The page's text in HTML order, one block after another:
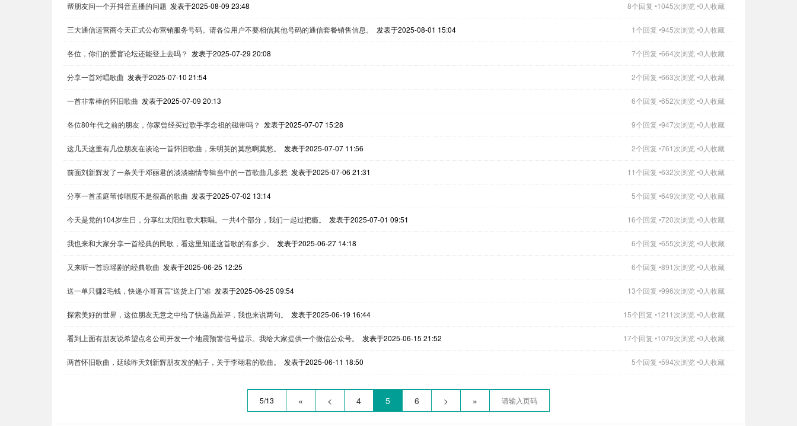
帮朋友问一个开抖音直播的问题 发表于2025-08-09 23:48 8个回复 •1045次浏览 •0人收藏
三大通信运营商今天正式公布营销服务号码。请各位用户不要相信其他号码的通信套餐销售信息。 发表于2025-08-01 15:04 1个回复 •945次浏览 •0人收藏
各位，你们的爱盲论坛还能登上去吗？ 发表于2025-07-29 20:08 7个回复 •664次浏览 •0人收藏
分享一首对唱歌曲 发表于2025-07-10 21:54 2个回复 •663次浏览 •0人收藏
一首非常棒的怀旧歌曲 发表于2025-07-09 20:13 6个回复 •652次浏览 •0人收藏
各位80年代之前的朋友，你家曾经买过歌手李念祖的磁带吗？ 发表于2025-07-07 15:28 9个回复 •947次浏览 •0人收藏
这几天这里有几位朋友在谈论一首怀旧歌曲，朱明英的莫愁啊莫愁。 发表于2025-07-07 11:56 2个回复 •761次浏览 •0人收藏
前面刘新辉发了一条关于邓丽君的淡淡幽情专辑当中的一首歌曲几多愁 发表于2025-07-06 21:31 11个回复 •632次浏览 •0人收藏
分享一首孟庭苇传唱度不是很高的歌曲 发表于2025-07-02 13:14 5个回复 •649次浏览 •0人收藏
今天是党的104岁生日，分享红太阳红歌大联唱。一共4个部分，我们一起过把瘾。 发表于2025-07-01 09:51 16个回复 •720次浏览 •0人收藏
我也来和大家分享一首经典的民歌，看这里知道这首歌的有多少。 发表于2025-06-27 14:18 6个回复 •655次浏览 •0人收藏
又来听一首琼瑶剧的经典歌曲 发表于2025-06-25 12:25 6个回复 •891次浏览 •0人收藏
送一单只赚2毛钱，快递小哥直言“送货上门”难 发表于2025-06-25 09:54 13个回复 •996次浏览 •0人收藏
探索美好的世界，这位朋友无意之中给了快递员差评，我也来说两句。 发表于2025-06-19 16:44 15个回复 •1211次浏览 •0人收藏
看到上面有朋友说希望点名公司开发一个地震预警信号提示。我给大家提供一个微信公众号。 发表于2025-06-15 21:52 17个回复 •1079次浏览 •0人收藏
两首怀旧歌曲，延续昨天刘新辉朋友发的帖子，关于李翊君的歌曲。 发表于2025-06-11 18:50 5个回复 •594次浏览 •0人收藏
5/13 « < 4 5 6 > »